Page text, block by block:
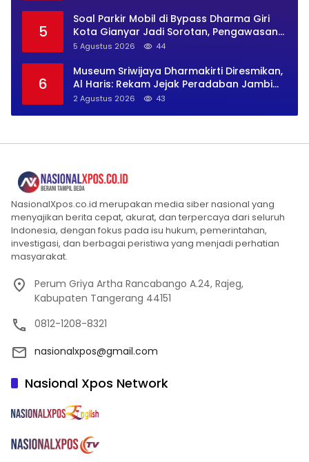
5
Soal Parkir Mobil di Bypass Dharma Giri
Kota Gianyar Jadi Sorotan, Pengawasan
Inkait Dipertanyakan
5 Agustus 2026 44
6
Museum Sriwijaya Dharmakirti Diresmikan,
Al Haris: Rekam Jejak Peradaban Jambi
Secara Utuh
2 Agustus 2026 43
NasionalXpos.co.id merupakan media siber nasional yang
menyajikan berita cepat, akurat, dan terpercaya dari seluruh
Indonesia, dengan fokus pada isu hukum, pemerintahan,
investigasi, dan berbagai peristiwa yang menjadi perhatian
masyarakat.
Perum Griya Artha Rancabango A.24, Rajeg,
Kabupaten Tangerang 44151
0812-1208-8321
nasionalxpos@gmail.com
Nasional Xpos Network